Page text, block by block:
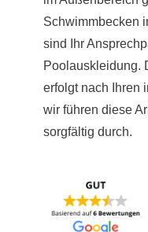
Schwimmbecken
sind Ihr
Poolauskleidung.
erfolgt nach Ihren
wir führen diese
sorgfältig durch.